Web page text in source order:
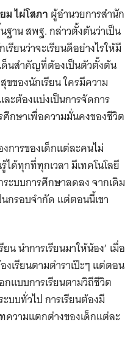
ม ไผ่โสภา ผู้อำนวยการสำนัก
าน สพฐ. กล่าวตั้งต้นว่าเป็น
ยนว่าจะเรียนดีอย่างไรให้มี
ด็นสำคัญที่ต้องเป็นตัวตั้งต้น
ของนักเรียน ใครมีความ
ะต้องแบ่งเป็นการจัดการ
กษาเพื่อความมั่นคงของชีวิต
การของเด็กแต่ละคนไม่
ได้ทุกที่ทุกเวลา มีเทคโนโลยี
ะบบการศึกษาลดลง จากเดิม
กรอบจำกัด แต่ตอนนี้เขา
น นำการเรียนมาให้น้อง’ เมื่อ
เรียนตามตำราเป๊ะๆ แต่ตอน
แบบการเรียนตามวิถีชีวิต
บบทั่วไป การเรียนต้องมี
วามแตกต่างของเด็กแต่ละ